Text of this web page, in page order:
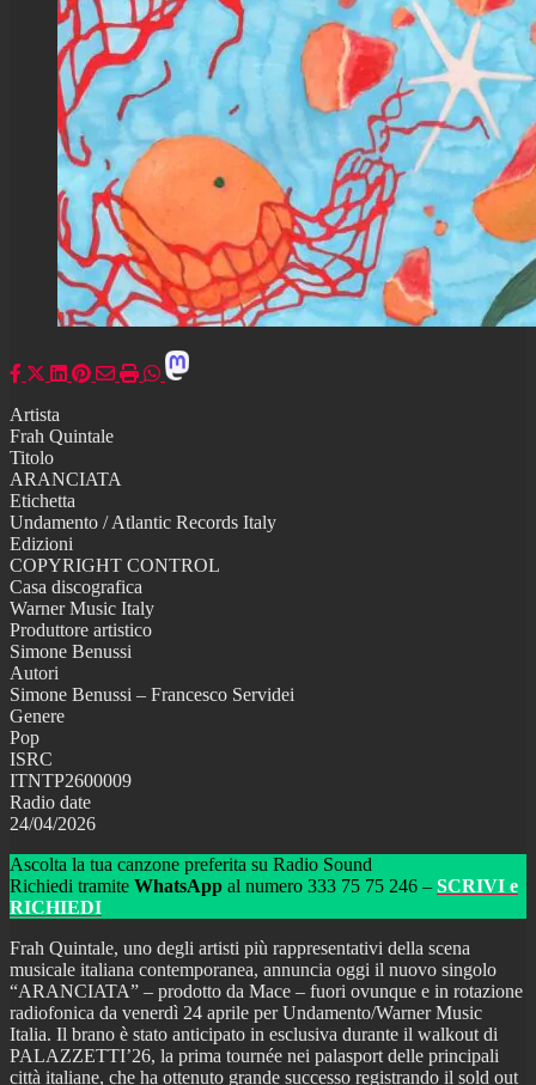
Artista
Frah Quintale
Titolo
ARANCIATA
Etichetta
Undamento / Atlantic Records Italy
Edizioni
COPYRIGHT CONTROL
Casa discografica
Warner Music Italy
Produttore artistico
Simone Benussi
Autori
Simone Benussi – Francesco Servidei
Genere
Pop
ISRC
ITNTP2600009
Radio date
24/04/2026
Ascolta la tua canzone preferita su Radio Sound
Richiedi tramite WhatsApp al numero 333 75 75 246 – SCRIVI e
RICHIEDI
Frah Quintale, uno degli artisti più rappresentativi della scena
musicale italiana contemporanea, annuncia oggi il nuovo singolo
“ARANCIATA” – prodotto da Mace – fuori ovunque e in rotazione
radiofonica da venerdì 24 aprile per Undamento/Warner Music
Italia. Il brano è stato anticipato in esclusiva durante il walkout di
PALAZZETTI’26, la prima tournée nei palasport delle principali
città italiane, che ha ottenuto grande successo registrando il sold out